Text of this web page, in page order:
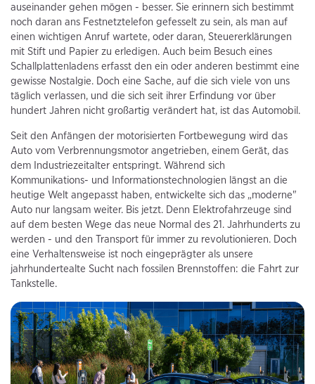
auseinander gehen mögen - besser. Sie erinnern sich bestimmt
noch daran ans Festnetztelefon gefesselt zu sein, als man auf
einen wichtigen Anruf wartete, oder daran, Steuererklärungen
mit Stift und Papier zu erledigen. Auch beim Besuch eines
Schallplattenladens erfasst den ein oder anderen bestimmt eine
gewisse Nostalgie. Doch eine Sache, auf die sich viele von uns
täglich verlassen, und die sich seit ihrer Erfindung vor über
hundert Jahren nicht großartig verändert hat, ist das Automobil.
Seit den Anfängen der motorisierten Fortbewegung wird das
Auto vom Verbrennungsmotor angetrieben, einem Gerät, das
dem Industriezeitalter entspringt. Während sich
Kommunikations- und Informationstechnologien längst an die
heutige Welt angepasst haben, entwickelte sich das „moderne"
Auto nur langsam weiter. Bis jetzt. Denn Elektrofahrzeuge sind
auf dem besten Wege das neue Normal des 21. Jahrhunderts zu
werden - und den Transport für immer zu revolutionieren. Doch
eine Verhaltensweise ist noch eingeprägter als unsere
jahrhundertealte Sucht nach fossilen Brennstoffen: die Fahrt zur
Tankstelle.